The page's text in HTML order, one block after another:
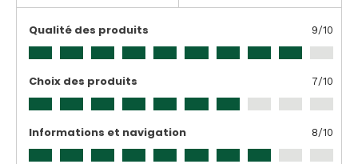
Qualité des produits 9/10
Choix des produits 7/10
Informations et navigation 8/10